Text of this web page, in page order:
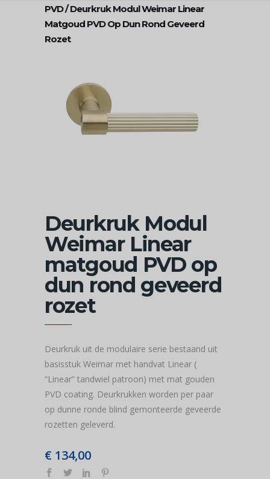
PVD/Deurkruk Modul Weimar Linear
Matgoud PVD Op Dun Rond Geveerd
Rozet
Deurkruk Modul
Weimar Linear
matgoud PVD op
dun rond geveerd
rozet
Deurkruk uit de modulaire serie bestaand uit
basisstuk Weimar met handvat Linear (
“Linear” tandwiel patroon) met mat gouden
PVD coating. Deurkrukken worden per paar
op dunne ronde blind gemonteerde geveerde
rozetten geleverd.
€ 134,00